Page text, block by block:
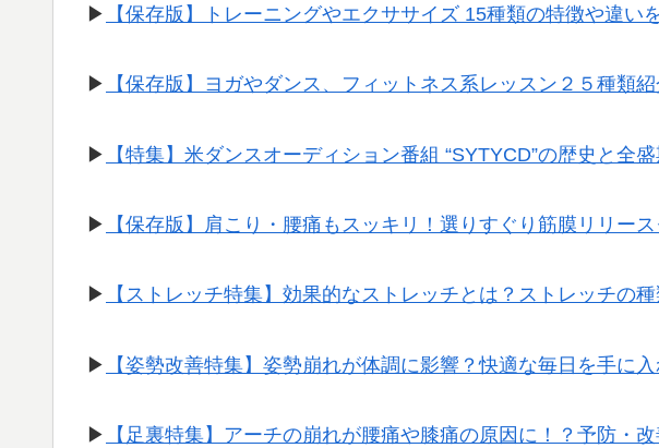
▶︎
【保存版】トレーニングやエクササイズ 15種類の特徴や違い
▶︎ 【保存版】ヨガやダンス、フィットネス系レッスン２５種類紹
▶︎ 【特集】米ダンスオーディション番組 “SYTYCD”の歴史と全
▶︎ 【保存版】肩こり・腰痛もスッキリ！選りすぐり筋膜リリー
▶︎ 【ストレッチ特集】効果的なストレッチとは？ストレッチの種
▶︎ 【姿勢改善特集】姿勢崩れが体調に影響？快適な毎日を手に入
▶︎ 【足裏特集】アーチの崩れが腰痛や膝痛の原因に！？予防・改